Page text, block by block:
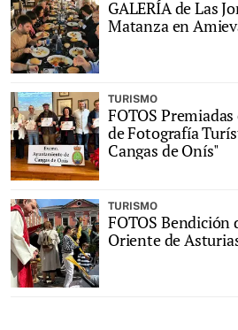
GALERÍA de Las
Matanza en
TURISMO
FOTOS
de Fotografía
Cangas de Onís"
TURISMO
FOTOS Bendición
Oriente de